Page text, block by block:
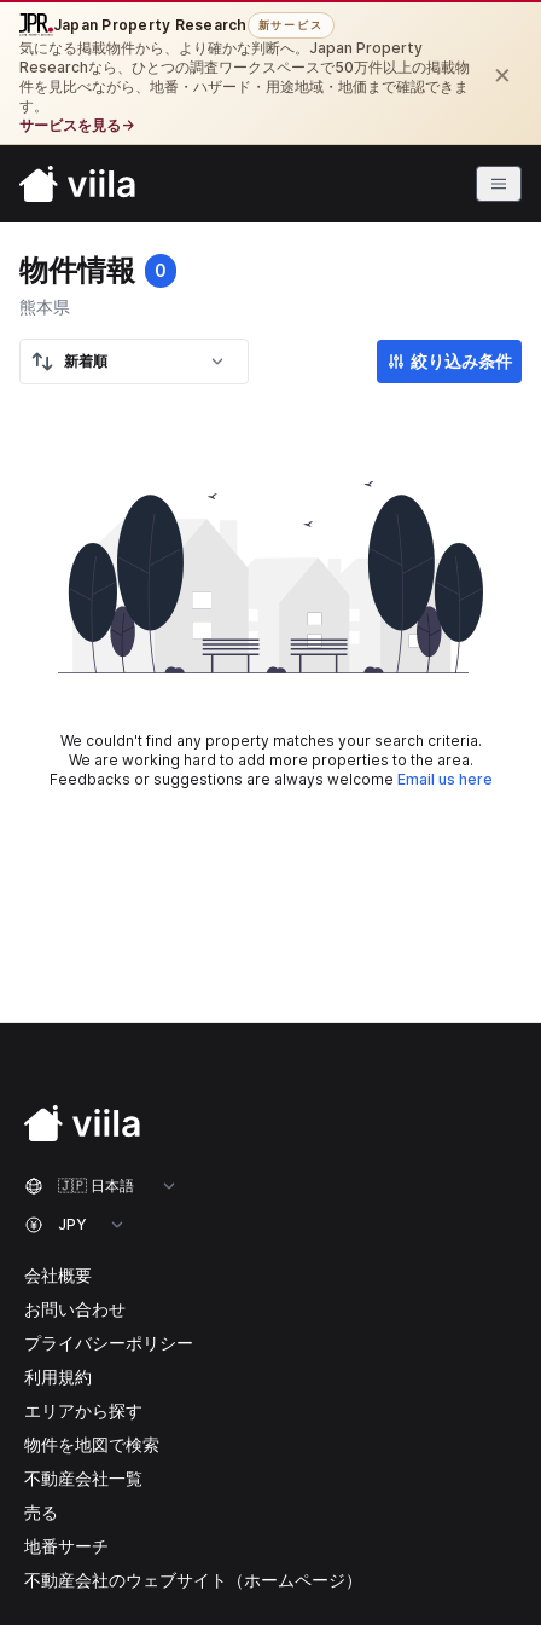
Japan Property Research 新サービス
気になる掲載物件から、より確かな判断へ。Japan Property
Researchなら、ひとつの調査ワークスペースで50万件以上の掲載物
件を見比べながら、地番・ハザード・用途地域・地価まで確認できま
す。
サービスを見る →
×
物件情報
0
熊本県
絞り込み条件
We couldn't find any property matches your search criteria.
We are working hard to add more properties to the area.
Feedbacks or suggestions are always welcome Email us here
会社概要
お問い合わせ
プライバシーポリシー
利用規約
エリアから探す
物件を地図で検索
不動産会社一覧
売る
地番サーチ
不動産会社のウェブサイト（ホームページ）